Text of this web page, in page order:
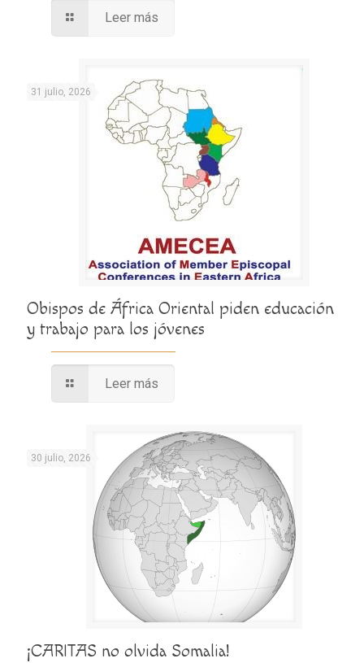
Leer más
31 julio, 2026
Obispos de África Oriental piden educación
y trabajo para los jóvenes
Leer más
30 julio, 2026
¡CARITAS no olvida Somalia!